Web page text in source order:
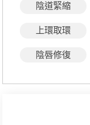
陰道緊縮
上環取環
陰唇修復